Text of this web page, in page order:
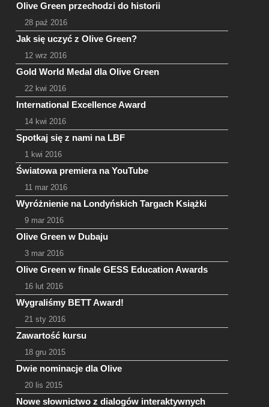
Olive Green przechodzi do historii
28 paź 2016
Jak się uczyć z Olive Green?
12 wrz 2016
Gold World Medal dla Olive Green
22 kwi 2016
International Excellence Award
14 kwi 2016
Spotkaj się z nami na LBF
1 kwi 2016
Światowa premiera na YouTube
11 mar 2016
Wyróżnienie na Londyńskich Targach Książki
9 mar 2016
Olive Green w Dubaju
3 mar 2016
Olive Green w finale GESS Education Awards
16 lut 2016
Wygraliśmy BETT Award!
21 sty 2016
Zawartość kursu
18 gru 2015
Dwie nominacje dla Olive
20 lis 2015
Nowe słownictwo z dialogów interaktywnych